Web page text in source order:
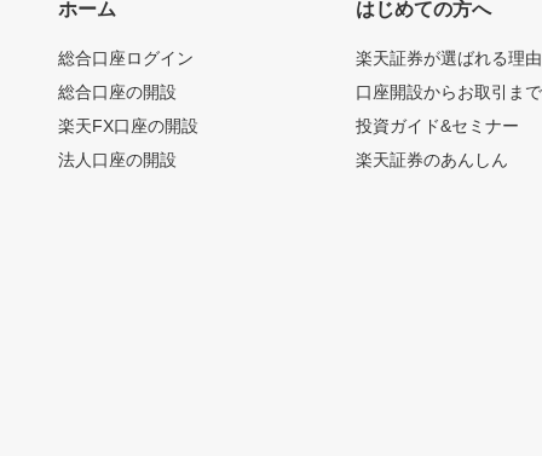
ホーム
総合口座ログイン
総合口座の開設
楽天FX口座の開設
法人口座の開設
はじめての方へ
楽天証券が選ばれる理由
口座開設からお取引ま
投資ガイド&セミナー
楽天証券のあんしん